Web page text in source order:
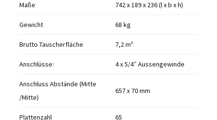
Maße 742 x 189 x 236 (l x b x h)
Gewicht 68 kg
Brutto Tauscherfläche 7,2 m²
Anschlüsse: 4 x 5/4″ Aussengewinde
Anschluss Abstände (Mitte
/Mitte)
657 x 70 mm
Plattenzahl 65